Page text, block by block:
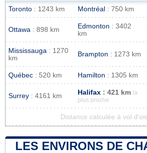
Toronto : 1243 km Montréal : 750 km
Ottawa : 898 km Edmonton : 3402
km
Mississauga : 1270
km
Brampton : 1273 km
Québec : 520 km Hamilton : 1305 km
Surrey : 4161 km Halifax : 421 km
la
plus proche
Distance calculée à vol
LES ENVIRONS DE